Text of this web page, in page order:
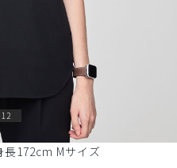
172cm Mサイズ
12